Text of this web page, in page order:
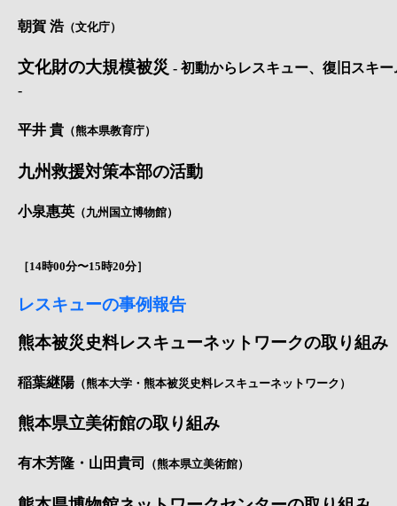
朝賀 浩（文化庁）
文化財の大規模被災 - 初動からレスキュー、復旧スキー
-
平井 貴 （熊本県教育庁）
九州救援対策本部の活動
小泉惠英 （九州国立博物館）
［14時00分〜15時20分］
レスキューの事例報告
熊本被災史料レスキューネットワークの取り組み
稲葉継陽 （熊本大学・熊本被災史料レスキューネットワーク）
熊本県立美術館の取り組み
有木芳隆・山田貴司 （熊本県立美術館）